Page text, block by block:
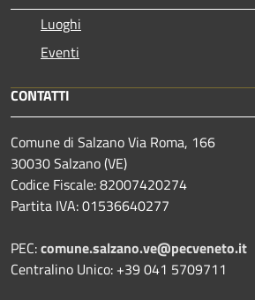
Luoghi
Eventi
CONTATTI
Comune di Salzano Via Roma, 166
30030 Salzano (VE)
Codice Fiscale: 82007420274
Partita IVA: 01536640277
PEC:comune.salzano.ve@pecveneto.it
Centralino Unico: +39 041 5709711